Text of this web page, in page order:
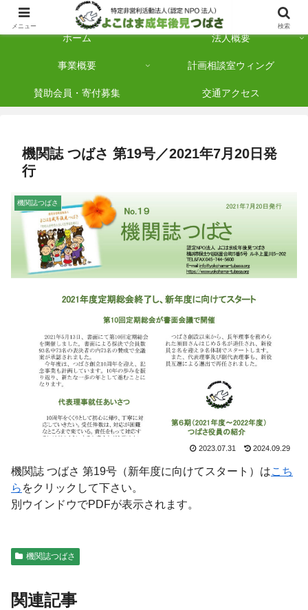
横浜市保土ケ谷区を拠点に「法人後見」を多数手がけている認定NPO法人です
ホーム 法人概要
事業概要 計画相談室ウィング
賛助会員・寄付募集 交通アクセス
機関誌 つばさ 第19号／2021年7月20日発
行
機関誌つばさ
2023.07.31 2024.09.29
機関誌 つばさ 第19号（新年度に向けてスタート）はこち
ら をクリックして下さい。
別ウインドウでPDFが表示されます。
機関誌つばさ
関連記事
メニュー 検索